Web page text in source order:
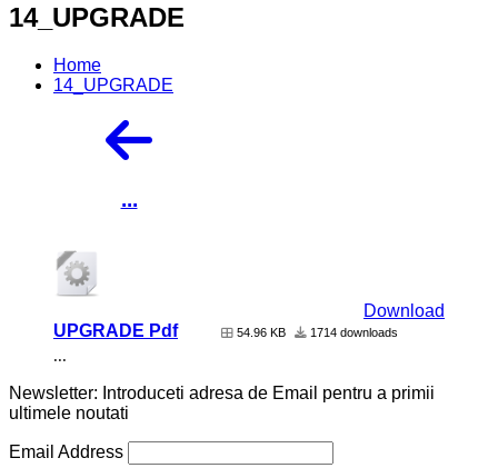
14_UPGRADE
Home
14_UPGRADE
...
Download
UPGRADE Pdf
54.96 KB 1714 downloads
...
Newsletter: Introduceti adresa de Email pentru a primii
ultimele noutati
Email Address